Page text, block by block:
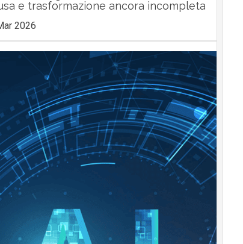
e trasformazione ancora incompleta
2026